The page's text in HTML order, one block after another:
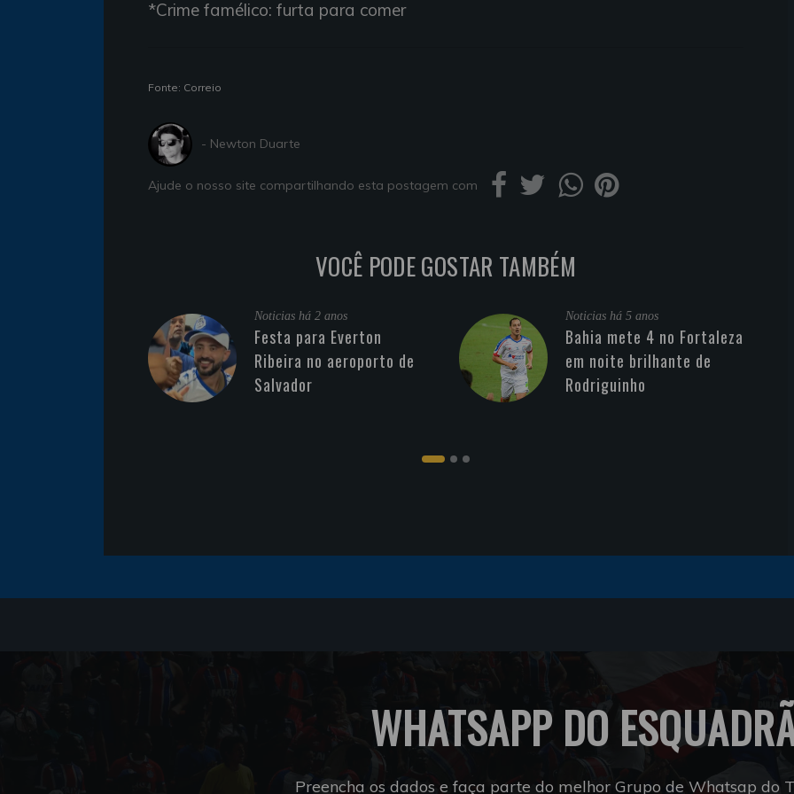
*Crime famélico: furta para comer
Fonte: Correio
- Newton Duarte
Ajude o nosso site compartilhando esta postagem com
VOCÊ PODE GOSTAR TAMBÉM
Noticias há 2 anos
Festa para Everton
Ribeira no aeroporto de
Salvador
Noticias há 5 anos
Bahia mete 4 no Fortaleza
em noite brilhante de
Rodriguinho
WHATSAPP DO
Preencha os dados e faça parte do melhor Grupo de Whatsap do